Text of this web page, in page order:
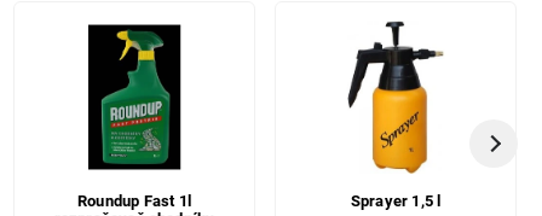
Roundup Fast 1l
Sprayer 1,5 l